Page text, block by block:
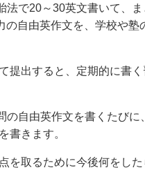
法で20～30英文書いて、
自由英作文を、学校や塾
出すると、定期的に書く
の自由英作文を書くたび
書きます。
を取るために今後何をした